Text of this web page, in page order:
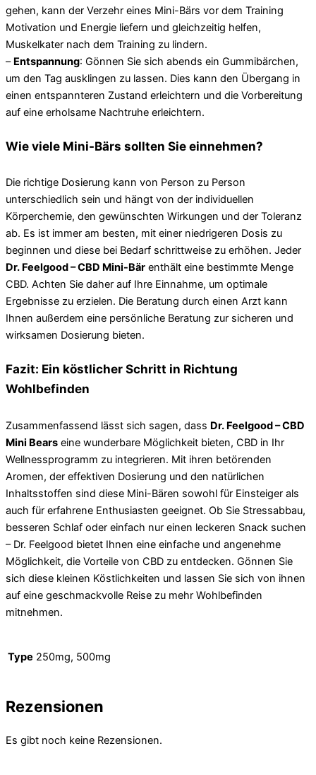
gehen, kann der Verzehr eines Mini-Bärs vor dem Training
Motivation und Energie liefern und gleichzeitig helfen,
Muskelkater nach dem Training zu lindern.
– Entspannung: Gönnen Sie sich abends ein Gummibärchen,
um den Tag ausklingen zu lassen. Dies kann den Übergang in
einen entspannteren Zustand erleichtern und die Vorbereitung
auf eine erholsame Nachtruhe erleichtern.
Wie viele Mini-Bärs sollten Sie einnehmen?
Die richtige Dosierung kann von Person zu Person
unterschiedlich sein und hängt von der individuellen
Körperchemie, den gewünschten Wirkungen und der Toleranz
ab. Es ist immer am besten, mit einer niedrigeren Dosis zu
beginnen und diese bei Bedarf schrittweise zu erhöhen. Jeder
Dr. Feelgood – CBD Mini-Bär enthält eine bestimmte Menge
CBD. Achten Sie daher auf Ihre Einnahme, um optimale
Ergebnisse zu erzielen. Die Beratung durch einen Arzt kann
Ihnen außerdem eine persönliche Beratung zur sicheren und
wirksamen Dosierung bieten.
Fazit: Ein köstlicher Schritt in Richtung
Wohlbefinden
Zusammenfassend lässt sich sagen, dass Dr. Feelgood – CBD
Mini Bears eine wunderbare Möglichkeit bieten, CBD in Ihr
Wellnessprogramm zu integrieren. Mit ihren betörenden
Aromen, der effektiven Dosierung und den natürlichen
Inhaltsstoffen sind diese Mini-Bären sowohl für Einsteiger als
auch für erfahrene Enthusiasten geeignet. Ob Sie Stressabbau,
besseren Schlaf oder einfach nur einen leckeren Snack suchen
– Dr. Feelgood bietet Ihnen eine einfache und angenehme
Möglichkeit, die Vorteile von CBD zu entdecken. Gönnen Sie
sich diese kleinen Köstlichkeiten und lassen Sie sich von ihnen
auf eine geschmackvolle Reise zu mehr Wohlbefinden
mitnehmen.
Type 250mg, 500mg
Rezensionen
Es gibt noch keine Rezensionen.